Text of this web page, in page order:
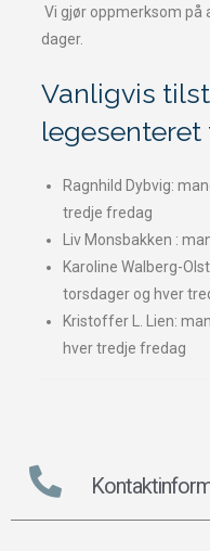
Vi gjør oppmerksom på
dager.
Vanligvis
Ragnhild Dybvig:
tredje fredag
Liv Monsbakken :
Karoline Walberg-
torsdager og hver
Kristoffer L. Lien:
hver tredje fredag